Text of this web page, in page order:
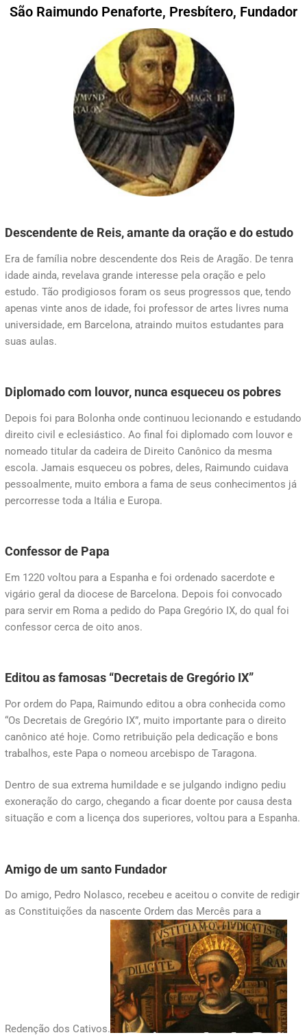
São Raimundo Penaforte, Presbítero, Fundador
Descendente de Reis, amante da oração e do estudo
Era de família nobre descendente dos Reis de Aragão. De tenra
idade ainda, revelava grande interesse pela oração e pelo
estudo. Tão prodigiosos foram os seus progressos que, tendo
apenas vinte anos de idade, foi professor de artes livres numa
universidade, em Barcelona, atraindo muitos estudantes para
suas aulas.
Diplomado com louvor, nunca esqueceu os pobres
Depois foi para Bolonha onde continuou lecionando e estudando
direito civil e eclesiástico. Ao final foi diplomado com louvor e
nomeado titular da cadeira de Direito Canônico da mesma
escola. Jamais esqueceu os pobres, deles, Raimundo cuidava
pessoalmente, muito embora a fama de seus conhecimentos já
percorresse toda a Itália e Europa.
Confessor de Papa
Em 1220 voltou para a Espanha e foi ordenado sacerdote e
vigário geral da diocese de Barcelona. Depois foi convocado
para servir em Roma a pedido do Papa Gregório IX, do qual foi
confessor cerca de oito anos.
Editou as famosas “Decretais de Gregório IX”
Por ordem do Papa, Raimundo editou a obra conhecida como
“Os Decretais de Gregório IX”, muito importante para o direito
canônico até hoje. Como retribuição pela dedicação e bons
trabalhos, este Papa o nomeou arcebispo de Taragona.
Dentro de sua extrema humildade e se julgando indigno pediu
exoneração do cargo, chegando a ficar doente por causa desta
situação e com a licença dos superiores, voltou para a Espanha.
Amigo de um santo Fundador
Do amigo, Pedro Nolasco, recebeu e aceitou o convite de redigir
as Constituições da nascente Ordem das Mercês para a
Redenção dos Cativos.